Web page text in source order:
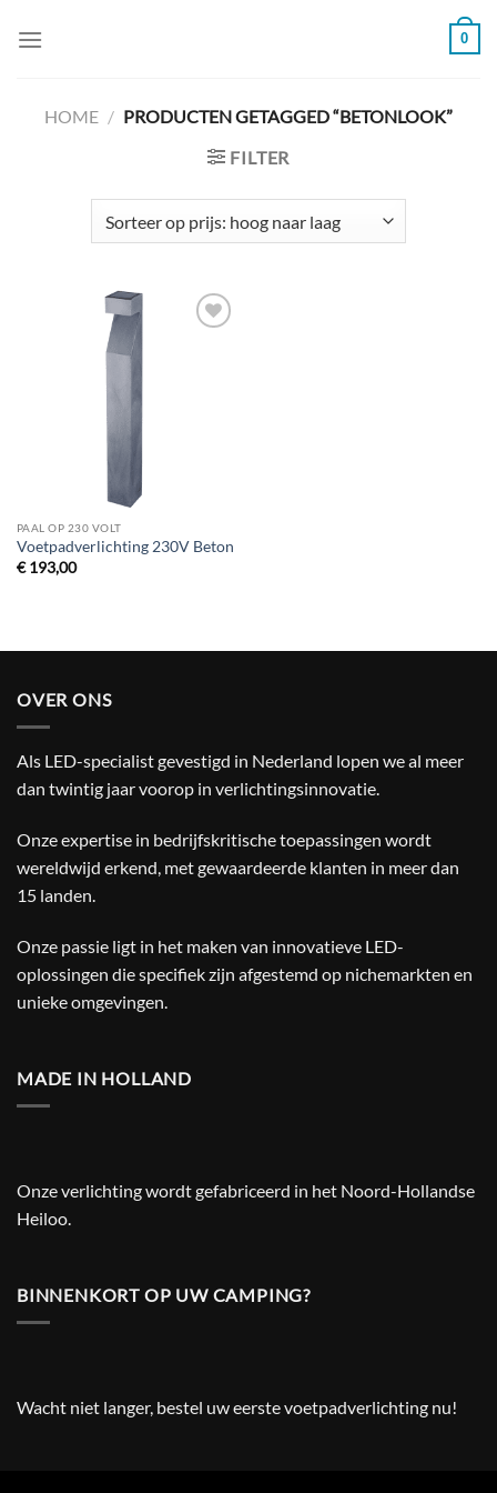
naar
0
HOME / PRODUCTEN GETAGGED “BETONLOOK”
FILTER
PAAL OP 230 VOLT
Voetpadverlichting 230V Beton
€193,00
OVER ONS
Als LED-specialist gevestigd in Nederland lopen we al meer
dan twintig jaar voorop in verlichtingsinnovatie.
Onze expertise in bedrijfskritische toepassingen wordt
wereldwijd erkend, met gewaardeerde klanten in meer dan
15 landen.
Onze passie ligt in het maken van innovatieve LED-
oplossingen die specifiek zijn afgestemd op nichemarkten en
unieke omgevingen.
MADE IN HOLLAND
Onze verlichting wordt gefabriceerd in het Noord-Hollandse
Heiloo.
BINNENKORT OP UW CAMPING?
Wacht niet langer, bestel uw eerste voetpadverlichting nu!